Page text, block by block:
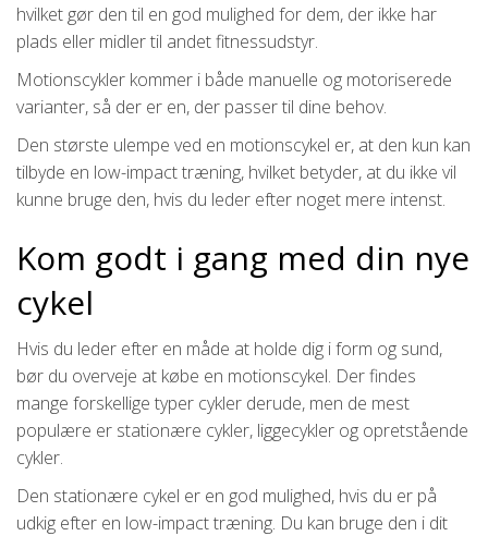
hvilket gør den til en god mulighed for dem, der ikke har
plads eller midler til andet fitnessudstyr.
Motionscykler kommer i både manuelle og motoriserede
varianter, så der er en, der passer til dine behov.
Den største ulempe ved en motionscykel er, at den kun kan
tilbyde en low-impact træning, hvilket betyder, at du ikke vil
kunne bruge den, hvis du leder efter noget mere intenst.
Kom godt i gang med din nye
cykel
Hvis du leder efter en måde at holde dig i form og sund,
bør du overveje at købe en motionscykel. Der findes
mange forskellige typer cykler derude, men de mest
populære er stationære cykler, liggecykler og opretstående
cykler.
Den stationære cykel er en god mulighed, hvis du er på
udkig efter en low-impact træning. Du kan bruge den i dit